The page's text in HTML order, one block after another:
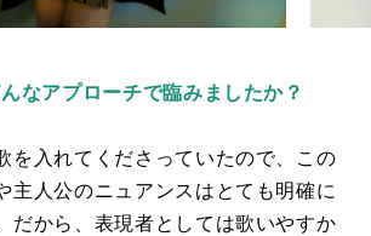
なアプローチで臨みましたか？
を入れてくださっていたので、この
主人公のニュアンスはとても明確に
だから、表現者としては歌いやすか